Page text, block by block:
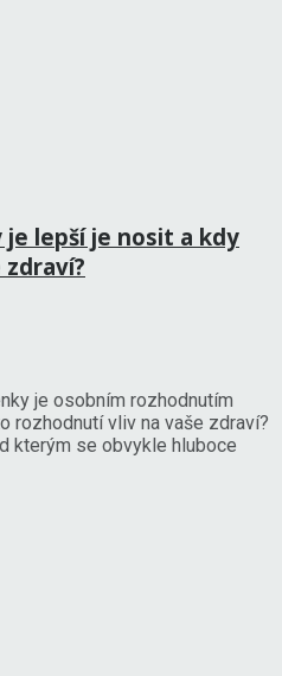
lepší je nosit a kdy
je osobním rozhodnutím
rozhodnutí vliv na vaše zdraví?
kterým se obvykle hluboce